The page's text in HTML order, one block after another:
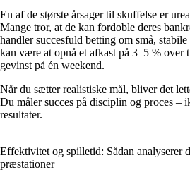
En af de største årsager til skuffelse er
Mange tror, at de kan fordoble deres
handler succesfuld betting om små,
kan være at opnå et afkast på 3–5 % over
gevinst på én weekend.
Når du sætter realistiske mål, bliver det
Du måler succes på disciplin og proces –
resultater.
Effektivitet og spilletid: Sådan analyserer
præstationer